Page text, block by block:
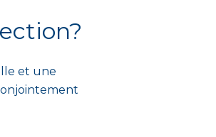
et une